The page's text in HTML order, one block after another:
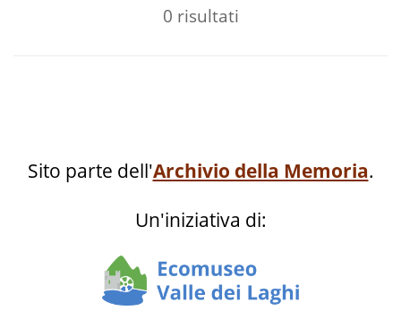
0 risultati
Sito parte dell'Archivio della Memoria.
Un'iniziativa di: